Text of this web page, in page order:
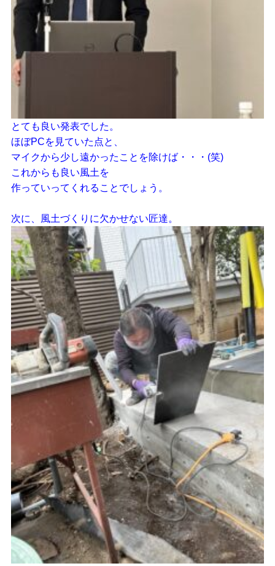
とても良い発表でした。
ほぼPCを見ていた点と、
マイクから少し遠かったことを除けば・・・(笑)
これからも良い風土を
作っていってくれることでしょう。
次に、風土づくりに欠かせない匠達。